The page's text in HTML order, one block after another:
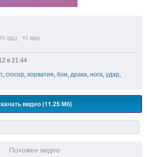
пост 41 друг
в 21:44
crocop хорватия бои драка нога удар
видео (11.25 Мб)
Похожее видео